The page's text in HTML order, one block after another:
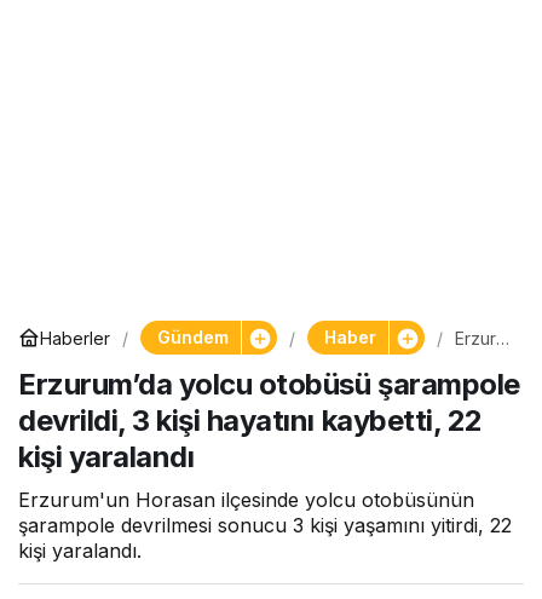
Haberler Gündem Haber
Erzuru
yolcu
otobüs
ü
i, 3 kişi
hayatın
ti, 22
Erzurum’da yolcu otobüsü şarampole
devrildi, 3 kişi hayatını kaybetti, 22
kişi yaralandı
Erzurum'un Horasan ilçesinde yolcu otobüsünün
şarampole devrilmesi sonucu 3 kişi yaşamını yitirdi, 22
kişi yaralandı.